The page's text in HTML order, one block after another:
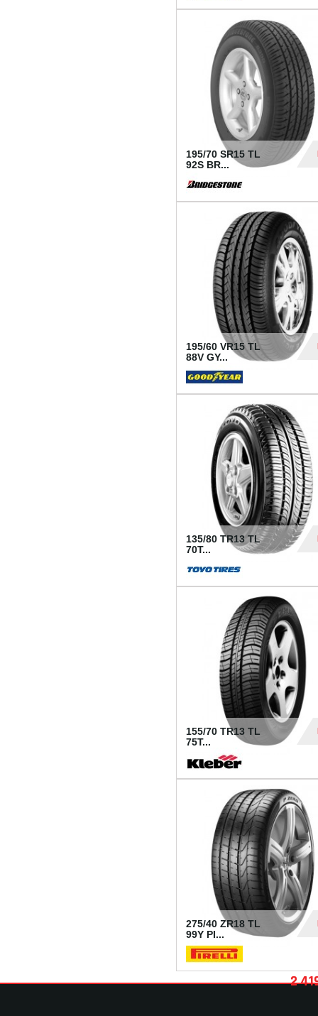
195/70 SR15 TL
92S BR...
195/60 VR15 TL
88V GY...
135/80 TR13 TL
70T...
155/70 TR13 TL
75T...
275/40 ZR18 TL
99Y PI...
2